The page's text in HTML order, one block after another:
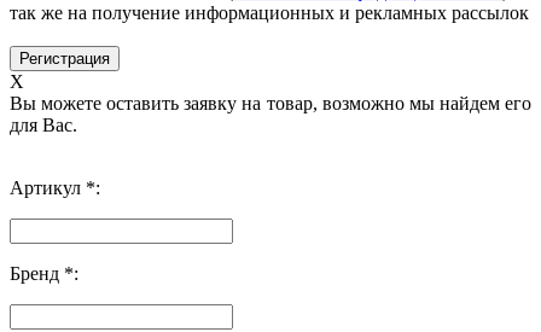
так же на получение информационных и рекламных рассылок
X
Вы можете оставить заявку на товар, возможно мы найдем его
для Вас.
Артикул *:
Бренд *: